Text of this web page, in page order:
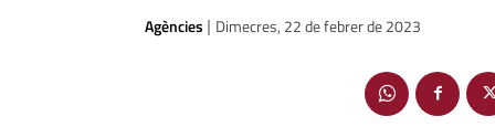
Agències | Dimecres, 22 de febrer de 2023